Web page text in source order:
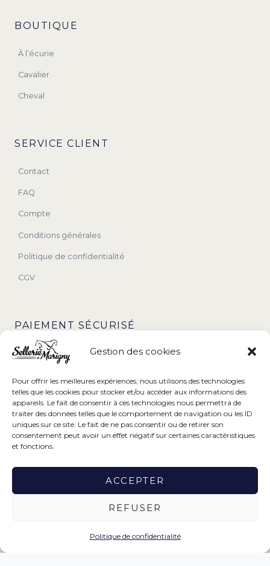
Gestion des cookies
Pour offrir les meilleures expériences, nous utilisons des technologies
telles que les cookies pour stocker et/ou accéder aux informations des
appareils. Le fait de consentir à ces technologies nous permettra de
traiter des données telles que le comportement de navigation ou les ID
uniques sur ce site. Le fait de ne pas consentir ou de retirer son
consentement peut avoir un effet négatif sur certaines caractéristiques
et fonctions.
ACCEPTER
REFUSER
Politique de confidentialité
BOUTIQUE
À l’écurie
Cavalier
Cheval
SERVICE CLIENT
Contact
FAQ
Compte
Conditions générales
Politique de confidentialité
CGV
PAIEMENT SÉCURISÉ
https://www.normandie.fr